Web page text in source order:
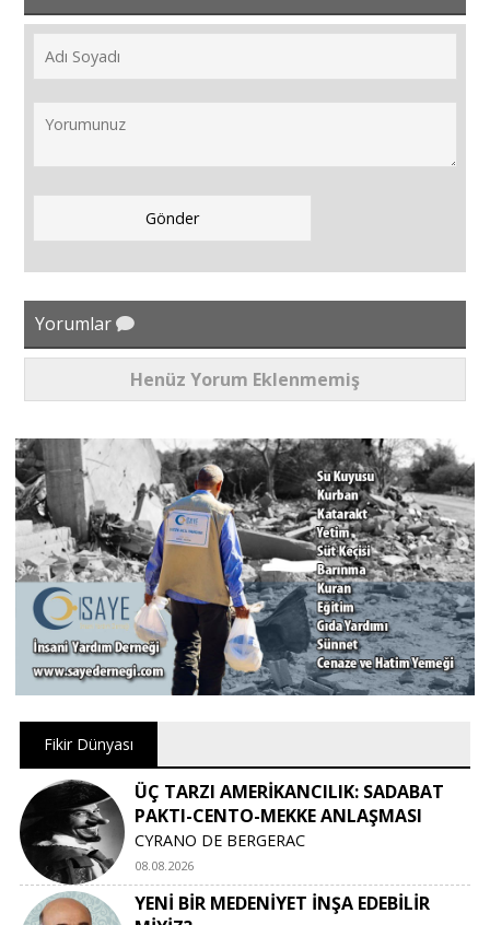
Yorumlar
Henüz Yorum Eklenmemiş
Fikir Dünyası
ÜÇ TARZI AMERİKANCILIK: SADABAT
PAKTI-CENTO-MEKKE ANLAŞMASI
CYRANO DE BERGERAC
08.08.2026
YENİ BİR MEDENİYET İNŞA EDEBİLİR